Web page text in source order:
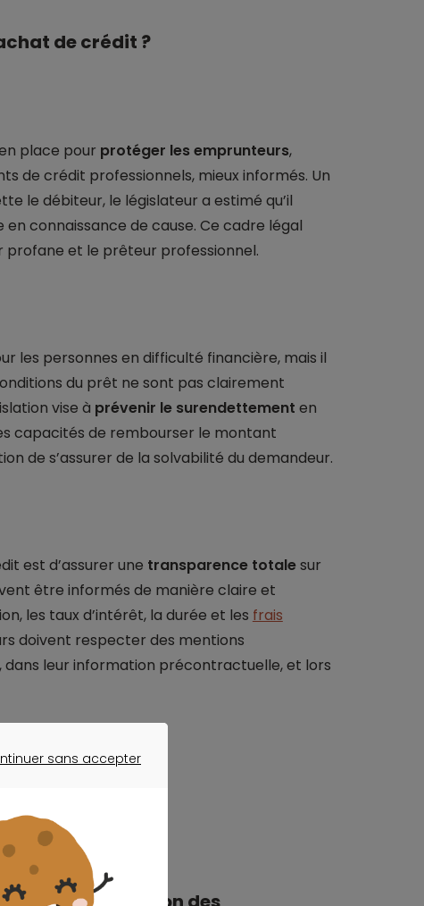
de crédit ?
place pour protéger les emprunteurs,
de crédit professionnels, mieux informés. Un
le débiteur, le législateur a estimé qu’il
en connaissance de cause. Ce cadre légal
et le prêteur professionnel.
les personnes en difficulté financière, mais il
du prêt ne sont pas clairement
vise à prévenir le surendettement en
capacités de rembourser le montant
de s’assurer de la solvabilité du demandeur.
est d’assurer une transparence totalesur
être informés de manière claire et
les taux d’intérêt, la durée et les frais
doivent respecter des mentions
dans leur information précontractuelle, et lors
mensualités
sans accepter